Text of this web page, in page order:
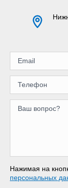
Нажимая на
персональных